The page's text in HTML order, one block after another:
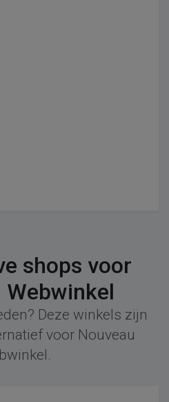
shops voor
Webwinkel
Deze winkels zijn
voor Nouveau